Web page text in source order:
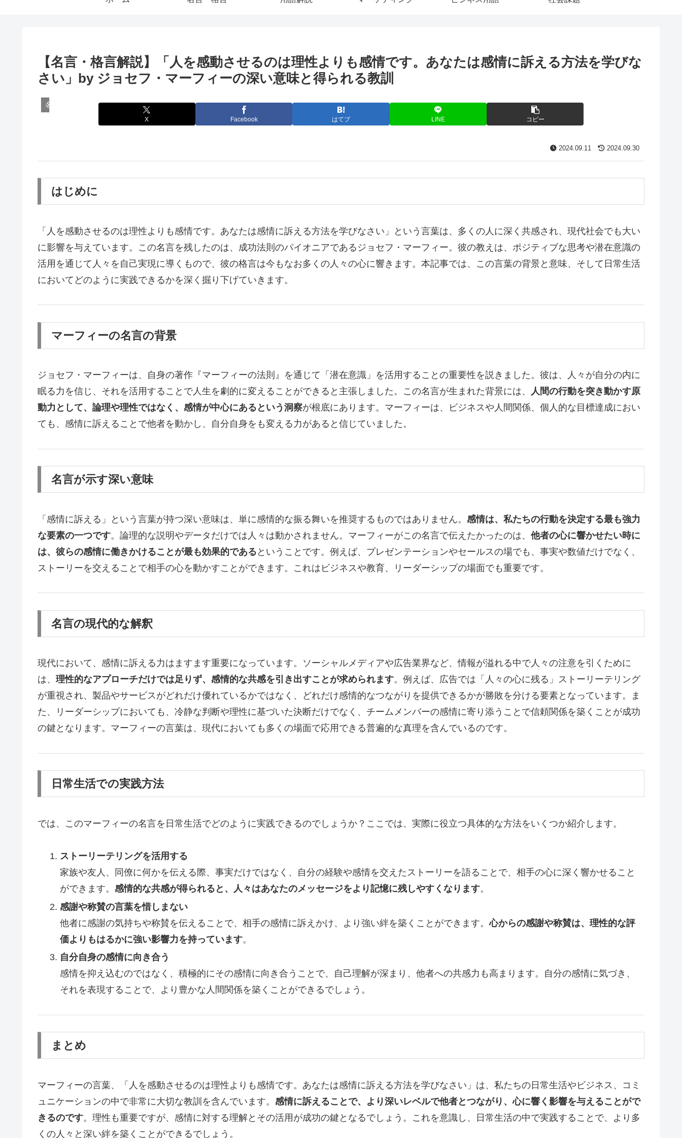
【名言・格言解説】「人を感動させるのは理性よりも感情です。あなたは感情に訴える方法を学びな
さい」by ジョセフ・マーフィーの深い意味と得られる教訓
名言・格言
X Facebook はてブ LINE コピー
2024.09.11 2024.09.30
はじめに
「人を感動させるのは理性よりも感情です。あなたは感情に訴える方法を学びなさい」という言葉は、多くの人に深く共感され、現代社会でも大い
に影響を与えています。この名言を残したのは、成功法則のパイオニアであるジョセフ・マーフィー。彼の教えは、ポジティブな思考や潜在意識の
活用を通じて人々を自己実現に導くもので、彼の格言は今もなお多くの人々の心に響きます。本記事では、この言葉の背景と意味、そして日常生活
においてどのように実践できるかを深く掘り下げていきます。
マーフィーの名言の背景
ジョセフ・マーフィーは、自身の著作『マーフィーの法則』を通じて「潜在意識」を活用することの重要性を説きました。彼は、人々が自分の内に
眠る力を信じ、それを活用することで人生を劇的に変えることができると主張しました。この名言が生まれた背景には、 人間の行動を突き動かす原
動力として、論理や理性ではなく、感情が中心にあるという洞察が根底にあります。マーフィーは、ビジネスや人間関係、個人的な目標達成におい
ても、感情に訴えることで他者を動かし、自分自身をも変える力があると信じていました。
名言が示す深い意味
「感情に訴える」という言葉が持つ深い意味は、単に感情的な振る舞いを推奨するものではありません。 感情は、私たちの行動を決定する最も強力
な要素の一つです。論理的な説明やデータだけでは人々は動かされません。マーフィーがこの名言で伝えたかったのは、 他者の心に響かせたい時に
は、彼らの感情に働きかけることが最も効果的である ということです。例えば、プレゼンテーションやセールスの場でも、事実や数値だけでなく、
ストーリーを交えることで相手の心を動かすことができます。これはビジネスや教育、リーダーシップの場面でも重要です。
名言の現代的な解釈
現代において、感情に訴える力はますます重要になっています。ソーシャルメディアや広告業界など、情報が溢れる中で人々の注意を引くために
は、 理性的なアプローチだけでは足りず、感情的な共感を引き出すことが求められます。例えば、広告では「人々の心に残る」ストーリーテリング
が重視され、製品やサービスがどれだけ優れているかではなく、どれだけ感情的なつながりを提供できるかが勝敗を分ける要素となっています。ま
た、リーダーシップにおいても、冷静な判断や理性に基づいた決断だけでなく、チームメンバーの感情に寄り添うことで信頼関係を築くことが成功
の鍵となります。マーフィーの言葉は、現代においても多くの場面で応用できる普遍的な真理を含んでいるのです。
日常生活での実践方法
では、このマーフィーの名言を日常生活でどのように実践できるのでしょうか？ここでは、実際に役立つ具体的な方法をいくつか紹介します。
ストーリーテリングを活用する
家族や友人、同僚に何かを伝える際、事実だけではなく、自分の経験や感情を交えたストーリーを語ることで、相手の心に深く響かせること
ができます。 感情的な共感が得られると、人々はあなたのメッセージをより記憶に残しやすくなります。
感謝や称賛の言葉を惜しまない
他者に感謝の気持ちや称賛を伝えることで、相手の感情に訴えかけ、より強い絆を築くことができます。心からの感謝や称賛は、理性的な評
価よりもはるかに強い影響力を持っています。
自分自身の感情に向き合う
感情を抑え込むのではなく、積極的にその感情に向き合うことで、自己理解が深まり、他者への共感力も高まります。自分の感情に気づき、
それを表現することで、より豊かな人間関係を築くことができるでしょう。
まとめ
マーフィーの言葉、「人を感動させるのは理性よりも感情です。あなたは感情に訴える方法を学びなさい」は、私たちの日常生活やビジネス、コミ
ュニケーションの中で非常に大切な教訓を含んでいます。 感情に訴えることで、より深いレベルで他者とつながり、心に響く影響を与えることがで
きるのです。理性も重要ですが、感情に対する理解とその活用が成功の鍵となるでしょう。これを意識し、日常生活の中で実践することで、より多
くの人々と深い絆を築くことができるでしょう。